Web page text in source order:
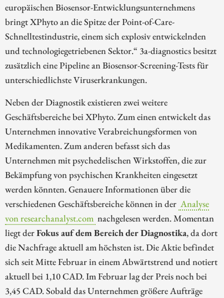
europäischen Biosensor-Entwicklungsunternehmens
bringt XPhyto an die Spitze der Point-of-Care-
Schnelltestindustrie, einem sich explosiv entwickelnden
und technologiegetriebenen Sektor.“ 3a-diagnostics besitzt
zusätzlich eine Pipeline an Biosensor-Screening-Tests für
unterschiedlichste Viruserkrankungen.
Neben der Diagnostik existieren zwei weitere
Geschäftsbereiche bei XPhyto. Zum einen entwickelt das
Unternehmen innovative Verabreichungsformen von
Medikamenten. Zum anderen befasst sich das
Unternehmen mit psychedelischen Wirkstoffen, die zur
Bekämpfung von psychischen Krankheiten eingesetzt
werden könnten. Genauere Informationen über die
verschiedenen Geschäftsbereiche können in der Analyse
von researchanalyst.com nachgelesen werden. Momentan
liegt derFokus auf dem Bereich der Diagnostika, da dort
die Nachfrage aktuell am höchsten ist. Die Aktie befindet
sich seit Mitte Februar in einem Abwärtstrend und notiert
aktuell bei 1,10 CAD. Im Februar lag der Preis noch bei
3,45 CAD. Sobald das Unternehmen größere Aufträge